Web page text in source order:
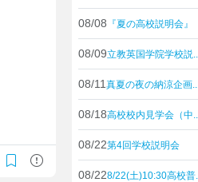
08/08 『夏の高校説明会』
08/09立教英国学院学校説...
08/11 真夏の夜の納涼企画...
08/18高校校内見学会（中...
08/22第4回学校説明会
08/228/22(土)10:30高校普...